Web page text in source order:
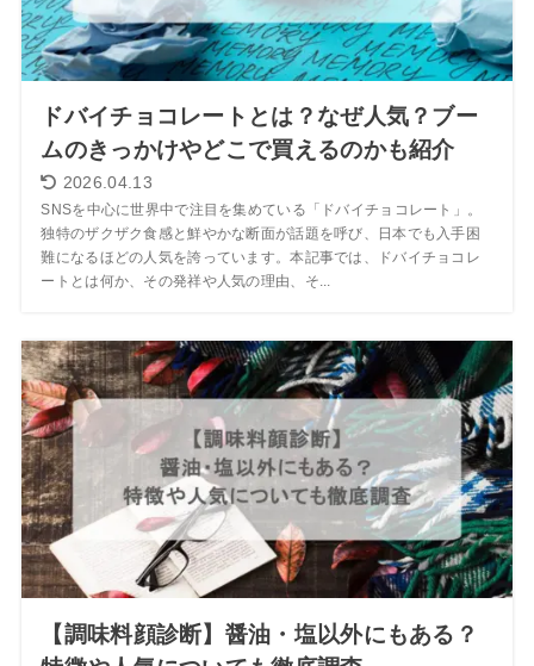
ドバイチョコレートとは？なぜ人気？ブー
ムのきっかけやどこで買えるのかも紹介
2026.04.13
SNSを中心に世界中で注目を集めている「ドバイチョコレート」。
独特のザクザク食感と鮮やかな断面が話題を呼び、日本でも入手困
難になるほどの人気を誇っています。本記事では、ドバイチョコレ
ートとは何か、その発祥や人気の理由、そ...
【調味料顔診断】醤油・塩以外にもある？